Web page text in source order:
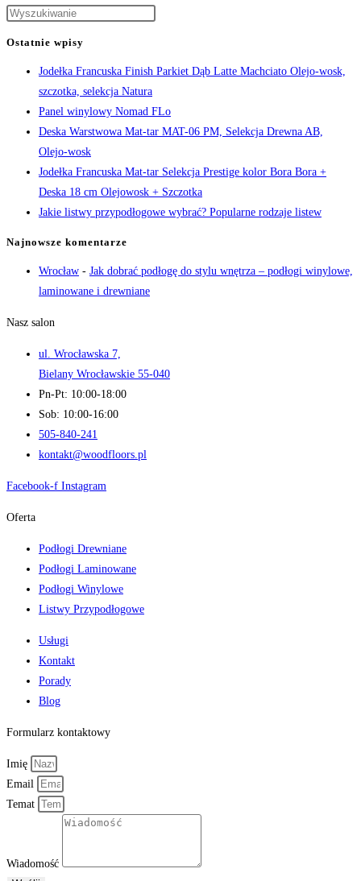
Ostatnie wpisy
Jodełka Francuska Finish Parkiet Dąb Latte Machciato Olejo-wosk,
szczotka, selekcja Natura
Panel winylowy Nomad FLo
Deska Warstwowa Mat-tar MAT-06 PM, Selekcja Drewna AB,
Olejo-wosk
Jodełka Francuska Mat-tar Selekcja Prestige kolor Bora Bora +
Deska 18 cm Olejowosk + Szczotka
Jakie listwy przypodłogowe wybrać? Popularne rodzaje listew
Najnowsze komentarze
Wrocław - Jak dobrać podłogę do stylu wnętrza – podłogi winylowe,
laminowane i drewniane
Nasz salon
ul. Wrocławska 7,
Bielany Wrocławskie 55-040
Pn-Pt: 10:00-18:00
Sob: 10:00-16:00
505-840-241
kontakt@woodfloors.pl
Facebook-f Instagram
Oferta
Podłogi Drewniane
Podłogi Laminowane
Podłogi Winylowe
Listwy Przypodłogowe
Usługi
Kontakt
Porady
Blog
Formularz kontaktowy
Imię
Email
Temat
Wiadomość